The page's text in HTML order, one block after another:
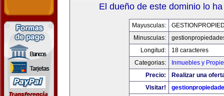
El dueño de este dominio lo
Mayusculas:
Minusculas:
Longitud:
18 caracteres
Categorias:
Inmuebles y
Precio:
Realizar una
Visitar!